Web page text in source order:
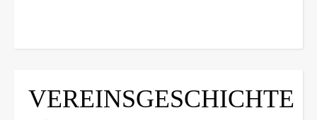
VEREINSGESCHICHTE